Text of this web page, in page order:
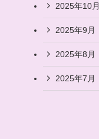
2025年10月
2025年9月
2025年8月
2025年7月